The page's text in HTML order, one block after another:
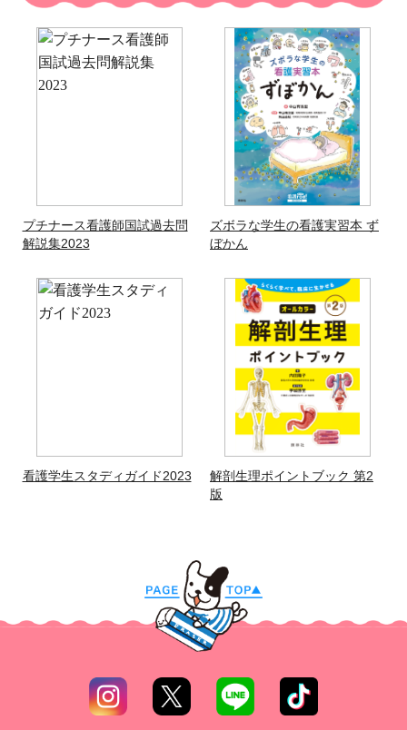
プチナース看護師国試過去問
解説集2023
ズボラな学生の看護実習本 ず
ぼかん
看護学生スタディガイド2023
解剖生理ポイントブック 第2
版